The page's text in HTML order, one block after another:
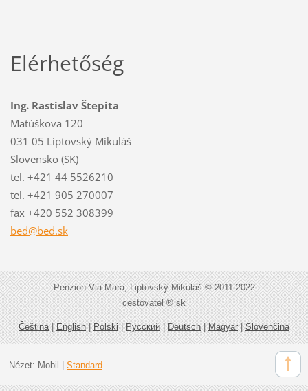
Elérhetőség
Ing. Rastislav Štepita
Matúškova 120
031 05 Liptovský Mikuláš
Slovensko (SK)
tel. +421 44 5526210
tel. +421 905 270007
fax +420 552 308399
bed@bed.sk
Penzion Via Mara, Liptovský Mikuláš © 2011-2022
cestovatel ® sk
Čeština|English|Polski|Русский|Deutsch|Magyar|Slovenčina
Nézet: Mobil | Standard